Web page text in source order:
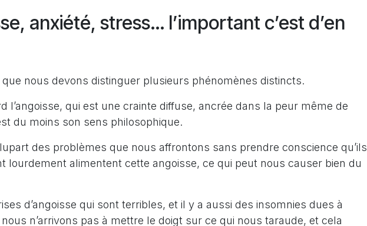
anxiété, stress… l’important c’est d’en
nous devons distinguer plusieurs phénomènes distincts.
l’angoisse, qui est une crainte diffuse, ancrée dans la peur même de
du moins son sens philosophique.
des problèmes que nous affrontons sans prendre conscience qu’ils
lourdement alimentent cette angoisse, ce qui peut nous causer bien du
d’angoisse qui sont terribles, et il y a aussi des insomnies dues à
nous n’arrivons pas à mettre le doigt sur ce qui nous taraude, et cela